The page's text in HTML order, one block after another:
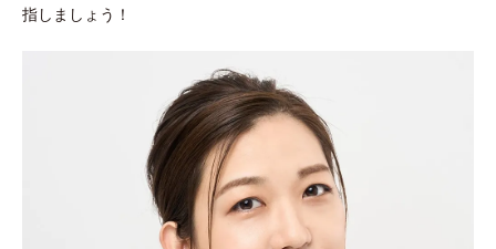
指しましょう！